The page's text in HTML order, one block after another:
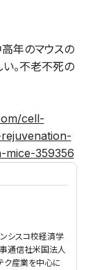
年のマウスの
。不老不死の
cell-
mice-359356
シスコ校経済学
事通信社米国法人
ク産業を中心に